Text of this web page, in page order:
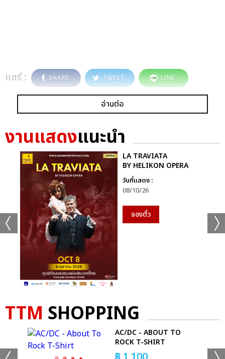
แชร์ : SHARE TWEET LINE
อ่านต่อ
งานแสดงแนะนำ
LA TRAVIATA
BY HELIKON OPERA
วันที่แสดง :
08/10/26
จองตั๋ว
TTM SHOPPING
AC/DC - ABOUT TO
ROCK T-SHIRT